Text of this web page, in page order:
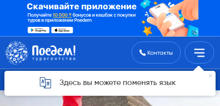
Поиск туровКонтакты
Здесь вы можете поменять язык
Горящие туры для Астаны